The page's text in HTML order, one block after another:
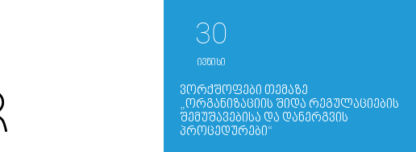
30
ივნისი
ᲕᲝᲠᲥᲨᲝᲤᲔᲑᲘ ᲗᲔᲛᲐᲖᲔ
„ᲝᲠᲒᲐᲜᲘᲖᲐᲪᲘᲘᲡ ᲨᲘᲓᲐ ᲠᲔᲒᲣᲚᲐᲪᲘᲔᲑᲘᲡ
ᲨᲔᲛᲣᲨᲐᲕᲔᲑᲘᲡᲐ ᲓᲐ ᲓᲐᲜᲔᲠᲒᲕᲘᲡ
ᲞᲠᲝᲪᲔᲓᲣᲠᲔᲑᲘ“